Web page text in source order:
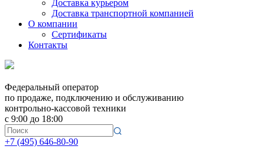
Доставка курьером
Доставка транспортной компанией
О компании
Сертификаты
Контакты
Федеральный оператор
по продаже, подключению и обслуживанию
контрольно-кассовой техники
с 9:00 до 18:00
+7 (495) 646-80-90